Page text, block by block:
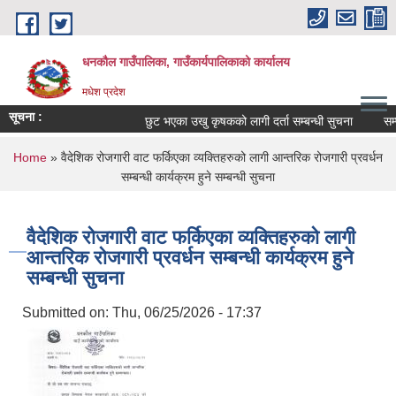
Skip to main content
धनकौल गाउँपालिका, गाउँकार्यपालिकाको कार्यालय
मधेश प्रदेश
सूचना : छुट भएका उखु कृषकको लागी दर्ता सम्बन्धी सुचना
You are here
Home » वैदेशिक रोजगारी वाट फर्किएका व्यक्तिहरुको लागी आन्तरिक रोजगारी प्रवर्धन
सम्बन्धी कार्यक्रम हुने सम्बन्धी सुचना
वैदेशिक रोजगारी वाट फर्किएका व्यक्तिहरुको लागी
आन्तरिक रोजगारी प्रवर्धन सम्बन्धी कार्यक्रम हुने
सम्बन्धी सुचना
Submitted on: Thu, 06/25/2026 - 17:37